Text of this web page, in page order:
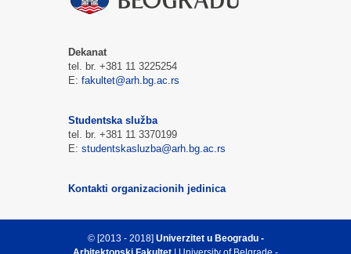
Dekanat
tel. br. +381 11 3225254
E: fakultet@arh.bg.ac.rs
Studentska služba
tel. br. +381 11 3370199
E: studentskasluzba@arh.bg.ac.rs
Kontakti organizacionih jedinica
© [2013 - 2018] Univerzitet u Beogradu -